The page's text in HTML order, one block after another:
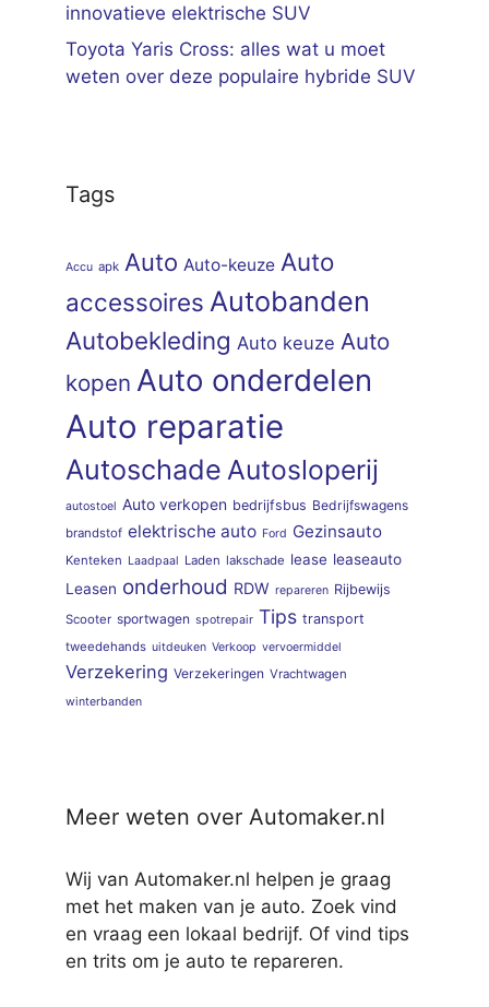
innovatieve elektrische SUV
Toyota Yaris Cross: alles wat u moet
weten over deze populaire hybride SUV
Tags
Accu apk Auto Auto-keuze Auto
accessoires Autobanden
Autobekleding Auto keuze Auto
kopen Auto onderdelen
Auto reparatie
Autoschade Autosloperij
autostoel Auto verkopen bedrijfsbus Bedrijfswagens
brandstof elektrische auto Ford Gezinsauto
Kenteken Laadpaal Laden lakschade lease leaseauto
Leasen onderhoud RDW repareren Rijbewijs
Scooter sportwagen spotrepair Tips transport
tweedehands uitdeuken Verkoop vervoermiddel
Verzekering Verzekeringen Vrachtwagen
winterbanden
Meer weten over Automaker.nl
Wij van Automaker.nl helpen je graag
met het maken van je auto. Zoek vind
en vraag een lokaal bedrijf. Of vind tips
en trits om je auto te repareren.